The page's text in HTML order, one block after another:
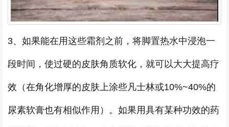
3、如果能在用这些霜剂之前，将脚置热水中浸泡一
段时间，使过硬的皮肤角质软化，就可以大大提高疗
效（在角化增厚的皮肤上涂些凡士林或10%~40%的
尿素软膏也有相似作用）。如果用具有某种功效的药